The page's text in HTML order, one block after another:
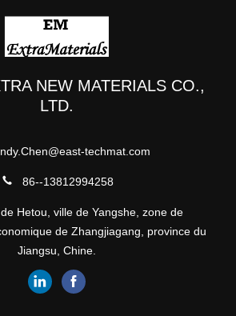
NEW MATERIALS CO.,
LTD.
techmat.com
86--13812994258
Hetou, ville de Yangshe, zone de
de Zhangjiagang, province du
Jiangsu, Chine.